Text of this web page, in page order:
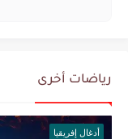
رياضات أخرى
أدغال إفريقيا